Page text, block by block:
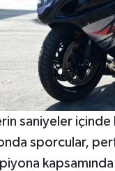
saniyeler içinde
sporcular,